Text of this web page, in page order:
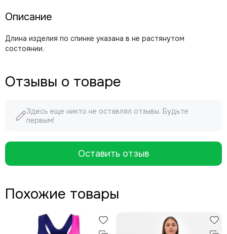
Описание
Длина изделия по спинке указана в не растянутом
состоянии.
Отзывы о товаре
Здесь еще никто не оставлял отзывы. Будьте
первым!
Оставить отзыв
Похожие товары